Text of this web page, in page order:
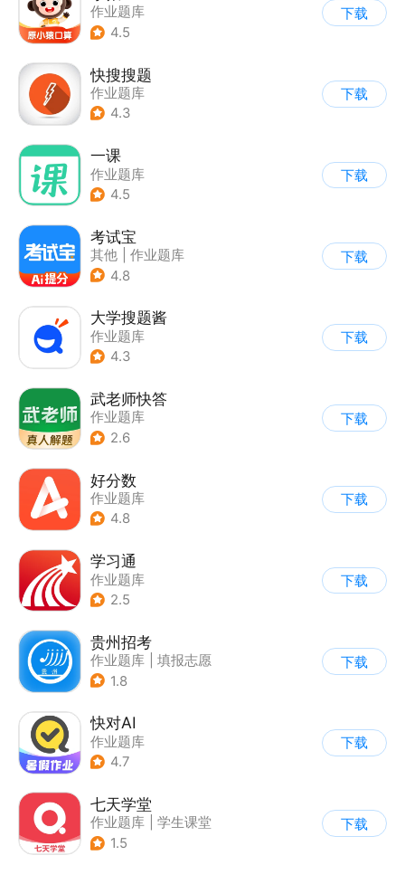
作业题库
4.5
下载
快搜搜题
作业题库
4.3
下载
一课
作业题库
4.5
下载
考试宝
其他
作业题库
4.8
下载
大学搜题酱
作业题库
4.3
下载
武老师快答
作业题库
2.6
下载
好分数
作业题库
4.8
下载
学习通
作业题库
2.5
下载
贵州招考
作业题库
填报志愿
1.8
下载
快对AI
作业题库
4.7
下载
七天学堂
作业题库
学生课堂
1.5
下载